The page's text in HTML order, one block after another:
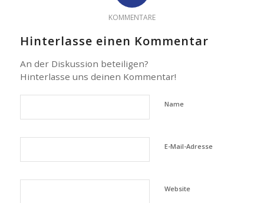
KOMMENTARE
Hinterlasse einen Kommentar
An der Diskussion beteiligen?
Hinterlasse uns deinen Kommentar!
Name
E-Mail-Adresse
Website